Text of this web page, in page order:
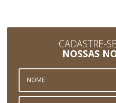
CADASTRE-
NOSSAS